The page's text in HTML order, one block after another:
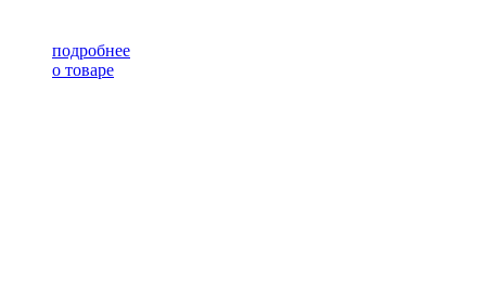
подробнее
о товаре